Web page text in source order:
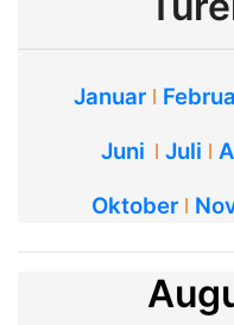
Januar ǀ
Juni ǀ Juli ǀ
Oktober ǀ